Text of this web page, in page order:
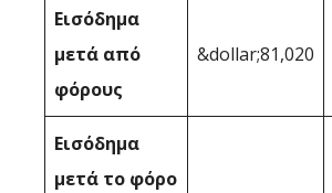
Εισόδημα
μετά από
φόρους
&dollar;81,020
Εισόδημα
μετά το φόρο